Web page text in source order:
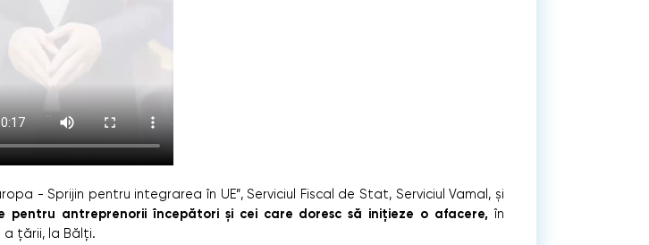
- Sprijin pentru integrarea în UE”, Serviciul Fiscal de Stat, Serviciul Vamal, și
pentru antreprenorii începători și cei care doresc să inițieze o afacere, în
a țării, la Bălți.